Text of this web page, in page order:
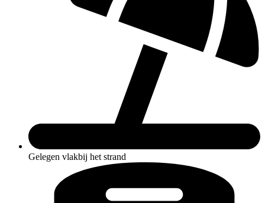
Gelegen vlakbij het strand